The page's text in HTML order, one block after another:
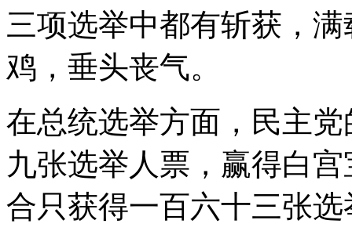
三项选举中都有斩获，
鸡，垂头丧气。
在总统选举方面，民主
九张选举人票，赢得白
合只获得一百六十三张